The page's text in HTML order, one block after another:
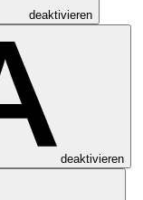
deaktivieren
deaktivieren